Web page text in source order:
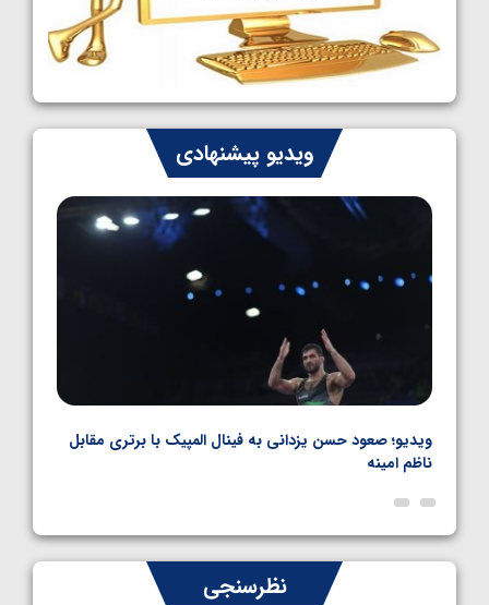
1405/05/08
کشتی فرنگی نوجوانان جهان؛ سکوی تیمی
سوم برای ایران
1405/05/07
ایران چشم به راه چهار مدال در پنج وزن دوم
کشتی فرنگی نوجوانان جهان
1405/05/06
ویدیو پیشنهادی
ویدیو؛ صعود حسن یزدانی به فینال المپیک با برتری مقابل
ناظم امینه
نظرسنجی